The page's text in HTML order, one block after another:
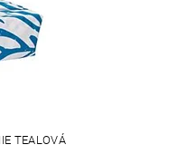
TEALOVÁ